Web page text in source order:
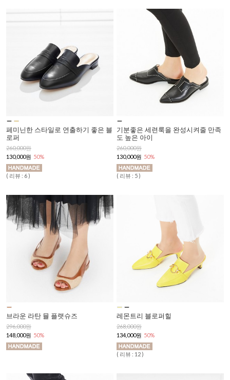
페미닌한 스타일로 연출하기 좋은 블
로퍼
260,000원
130,000원 50%
( 리뷰 : 6 )
기분좋은 세련룩을 완성시켜줄 만족
도 높은 아이
260,000원
130,000원 50%
( 리뷰 : 5 )
브라운 라탄 뮬 플랫슈즈
296,000원
148,000원 50%
레몬트리 블로퍼힐
268,000원
134,000원 50%
( 리뷰 : 12 )